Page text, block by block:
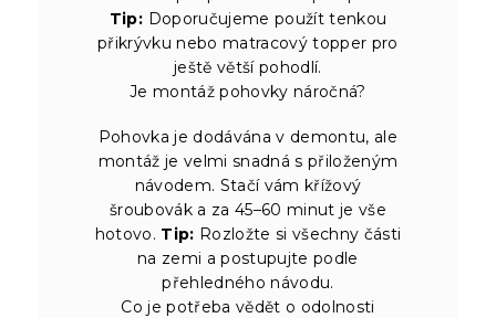
Tip: Doporučujeme použít tenkou
přikrývku nebo matracový topper pro
ještě větší pohodlí.
Je montáž pohovky náročná?
Pohovka je dodávána v demontu, ale
montáž je velmi snadná s přiloženým
návodem. Stačí vám křížový
šroubovák a za 45–60 minut je vše
hotovo. Tip: Rozložte si všechny části
na zemi a postupujte podle
přehledného návodu.
Co je potřeba vědět o odolnosti